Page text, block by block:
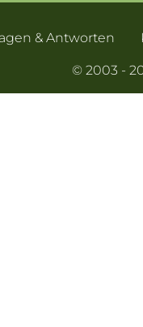
& Antworten
© 2003 -